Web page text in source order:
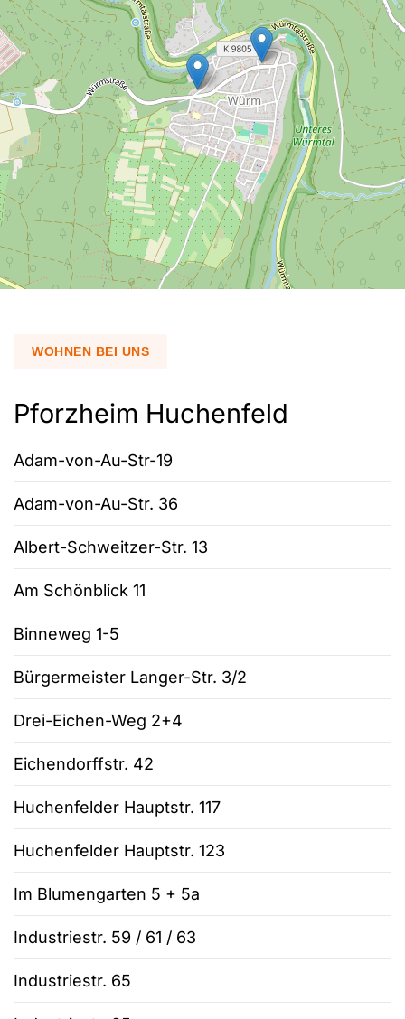
WOHNEN BEI UNS
Pforzheim Huchenfeld
Adam-von-Au-Str-19
Adam-von-Au-Str. 36
Albert-Schweitzer-Str. 13
Am Schönblick 11
Binneweg 1-5
Bürgermeister Langer-Str. 3/2
Drei-Eichen-Weg 2+4
Eichendorffstr. 42
Huchenfelder Hauptstr. 117
Huchenfelder Hauptstr. 123
Im Blumengarten 5 + 5a
Industriestr. 59 / 61 / 63
Industriestr. 65